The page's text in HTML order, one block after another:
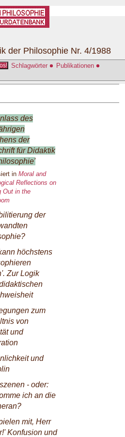
Schlagwörter
Publikationen
der Philosophie Nr. 4/1988
des
der
für Didaktik
in Moral and
Reflections on
Out in the
der
höchstens
Zur Logik
zum
von
und
und
- oder:
ich an die
mit, Herr
Konfusion und